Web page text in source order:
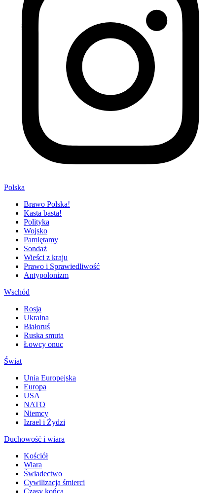
Polska
Brawo Polska!
Kasta basta!
Polityka
Wojsko
Pamiętamy
Sondaż
Wieści z kraju
Prawo i Sprawiedliwość
Antypolonizm
Wschód
Rosja
Ukraina
Białoruś
Ruska smuta
Łowcy onuc
Świat
Unia Europejska
Europa
USA
NATO
Niemcy
Izrael i Żydzi
Duchowość i wiara
Kościół
Wiara
Świadectwo
Cywilizacja śmierci
Czasy końca